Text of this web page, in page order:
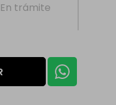
En trámite